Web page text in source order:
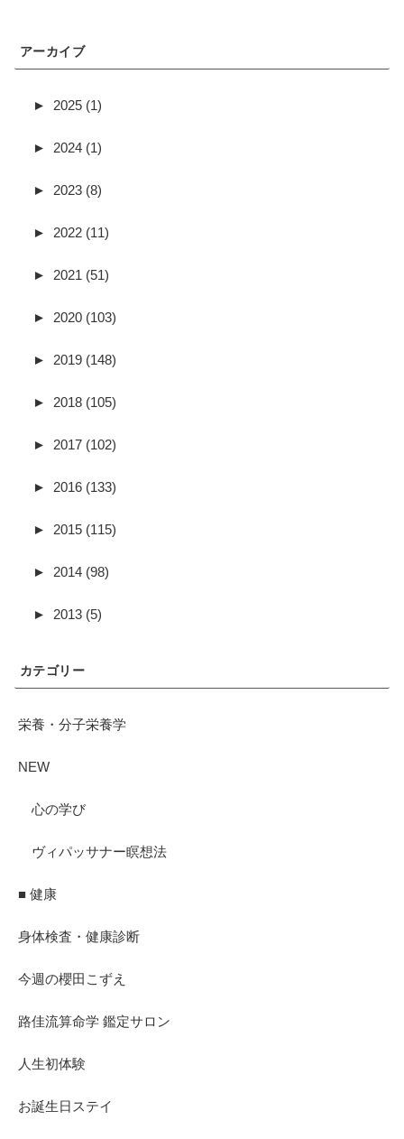
アーカイブ
► 2025 (1)
► 2024 (1)
► 2023 (8)
► 2022 (11)
► 2021 (51)
► 2020 (103)
► 2019 (148)
► 2018 (105)
► 2017 (102)
► 2016 (133)
► 2015 (115)
► 2014 (98)
► 2013 (5)
カテゴリー
栄養・分子栄養学
NEW
心の学び
ヴィパッサナー瞑想法
■ 健康
身体検査・健康診断
今週の櫻田こずえ
路佳流算命学 鑑定サロン
人生初体験
お誕生日ステイ